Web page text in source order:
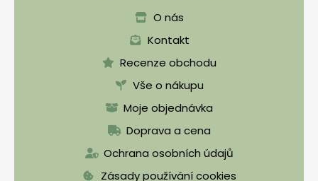
O nás
Kontakt
Recenze obchodu
Vše o nákupu
Moje objednávka
Doprava a cena
Ochrana osobních údajů
Zásady používání cookies